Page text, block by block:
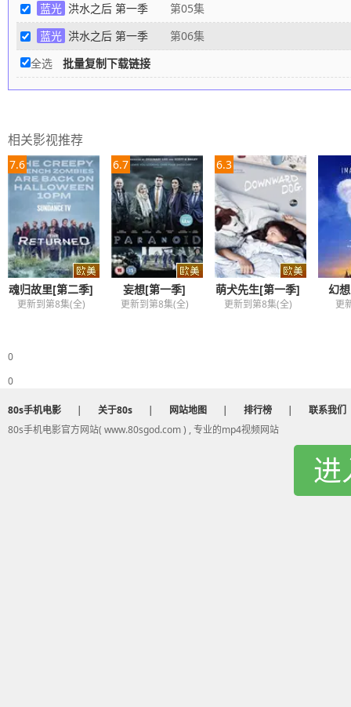
蓝光 洪水之后 第一季 第05集
蓝光 洪水之后 第一季 第06集
全选
批量复制下载链接
相关影视推荐
7.6
魂归故里[第二季]
更新到第8集(全)
6.7
妄想[第一季]
更新到第8集(全)
6.3
萌犬先生[第一季]
更新到第8集(全)
幻
更
0
0
80s手机电影 | 关于80s | 网站地图 | 排行榜 |
联系我们
80s手机电影官方网站( www.80sgod.com ) , 专业的mp4视频网站
进